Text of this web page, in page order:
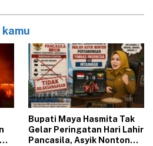
‎Bupati Maya Hasmita Tak
Gelar Peringatan Hari Lahir
Pancasila, Asyik Nonton